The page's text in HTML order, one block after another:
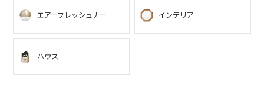
エアーフレッシュナー インテリア
ハウス